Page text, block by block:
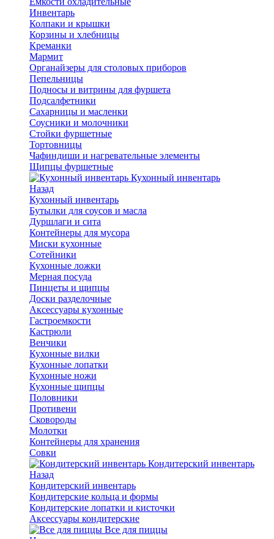
Инвентарь
Колпаки и крышки
Корзины и хлебницы
Креманки
Мармит
Органайзеры для столовых приборов
Пепельницы
Подносы и витрины для фуршета
Подсалфетники
Сахарницы и масленки
Соусники и молочники
Стойки фуршетные
Тортовницы
Чафиндиши и нагревательные элементы
Щипцы фуршетные
Кухонный инвентарь
Назад
Кухонный инвентарь
Бутылки для соусов и масла
Дуршлаги и сита
Контейнеры для мусора
Миски кухонные
Сотейники
Кухонные ложки
Мерная посуда
Пинцеты и щипцы
Доски разделочные
Аксессуары кухонные
Гастроемкости
Кастрюли
Венчики
Кухонные вилки
Кухонные лопатки
Кухонные ножи
Кухонные щипцы
Половники
Противени
Сковороды
Молотки
Контейнеры для хранения
Совки
Кондитерский инвентарь
Назад
Кондитерский инвентарь
Кондитерские кольца и формы
Кондитерские лопатки и кисточки
Аксессуары кондитерские
Все для пиццы